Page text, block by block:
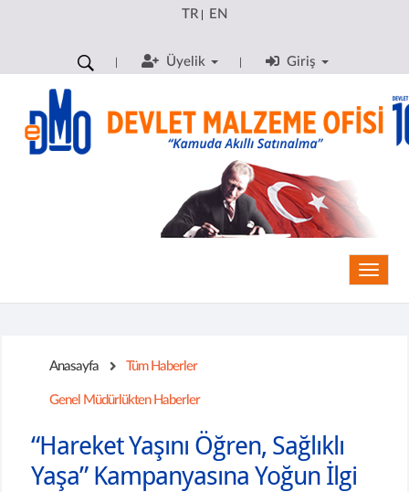
TR| EN
Üyelik Giriş
Anasayfa Tüm Haberler
Genel Müdürlükten Haberler
“Hareket Yaşını Öğren, Sağlıklı
Yaşa” Kampanyasına Yoğun İlgi